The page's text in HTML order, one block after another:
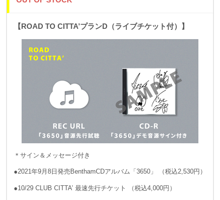
【ROAD TO CITTA’プランD（ライブチケット付）】
＊サイン＆メッセージ付き
●2021年9月8日発売BenthamCDアルバム「3650」 （税込2,530円）
●10/29 CLUB CITTA’ 最速先行チケット （税込4,000円）